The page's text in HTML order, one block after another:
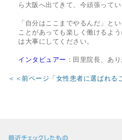
ら大阪へ出てきて、今頑張ってい
「自分はここまでやるんだ」と
ことがあっても楽しく働けるよ
は大事にしてください。
インタビュアー ：田里院長、あ
＜＜前ページ「女性患者に選ばれる